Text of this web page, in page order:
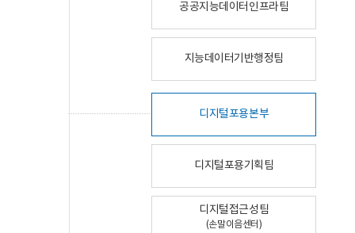
공공지능데이터인프라팀
지능데이터기반행정팀
디지털포용본부
디지털포용기획팀
디지털접근성팀
(손말이음센터)